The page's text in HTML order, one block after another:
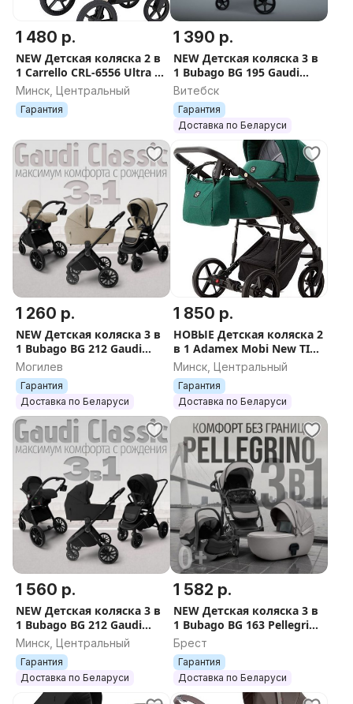
1 480 р.
NEW Детская коляска 2 в
1 Carrello CRL-6556 Ultra F
Polar Beige + БЕСПЛАТНАЯ
ДОСТАВКА
Минск, Центральный
Гарантия
1 390 р.
NEW Детская коляска 3 в
1 Bubago BG 195 Gaudi
Green + ДОСТАВКА
Витебск
Гарантия
Доставка по Беларуси
1 260 р.
NEW Детская коляска 3 в
1 Bubago BG 212 Gaudi
Classic Beige + ДОСТАВКА
Могилев
Гарантия
Доставка по Беларуси
1 850 р.
НОВЫЕ Детская коляска 2
в 1 Adamex Mobi New TIP
TK-52
Минск, Центральный
Гарантия
Доставка по Беларуси
1 560 р.
NEW Детская коляска 3 в
1 Bubago BG 212 Gaudi
Classic Black + ДОСТАВКА
Минск, Центральный
Гарантия
Доставка по Беларуси
1 582 р.
NEW Детская коляска 3 в
1 Bubago BG 163 Pellegrino
Gray + ДОСТАВКА
Брест
Гарантия
Доставка по Беларуси